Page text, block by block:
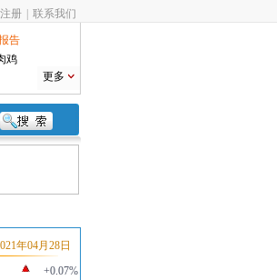
册 联系我们
告
鸡
更多
年04月28日
+0.07%